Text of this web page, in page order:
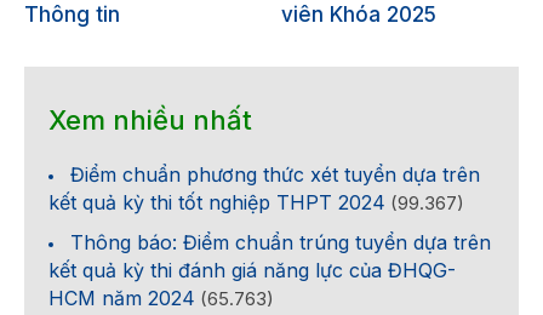
Thông tin
viên Khóa 2025
Xem nhiều nhất
Điểm chuẩn phương thức xét tuyển dựa trên
kết quả kỳ thi tốt nghiệp THPT 2024 (99.367)
Thông báo: Điểm chuẩn trúng tuyển dựa trên
kết quả kỳ thi đánh giá năng lực của ĐHQG-
HCM năm 2024 (65.763)